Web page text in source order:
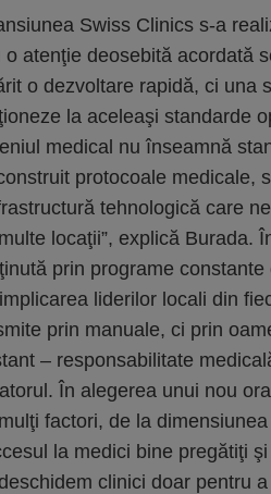
Swiss Clinics s-a
o atenţie deosebită acordată
o dezvoltare rapidă, ci una
la aceleaşi standarde
medical nu înseamnă
protocoale medicale,
tehnologică care
locaţii”, explică Burada.
prin programe
liderilor locali din
prin manuale, ci prin
– responsabilitate
În alegerea unui nou
factori, de la
la medici bine pregătiţi
clinici doar pentru